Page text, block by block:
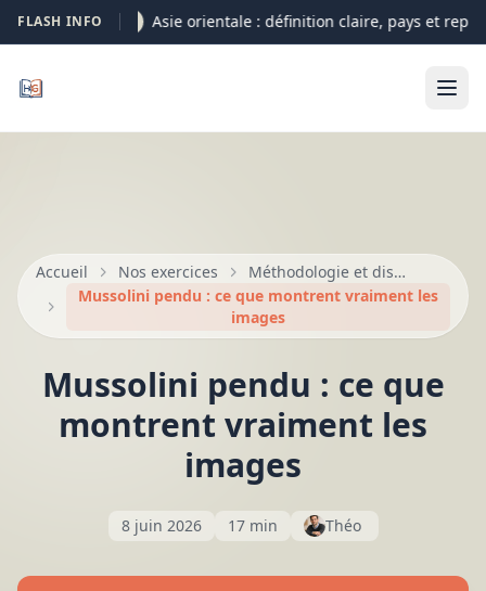
FLASH INFO05-08 Asie orientale : définition claire, pays et
Accueil Nos exercices
Méthodologie et dissertation au bac
Mussolini pendu : ce que montrent vraiment les
images
Mussolini pendu : ce que
montrent vraiment les
images
8 juin 2026 17 min Théo